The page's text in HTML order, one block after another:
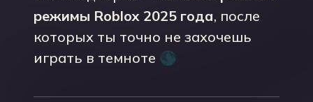
режимы Roblox 2025 года, после
которых ты точно не захочешь
играть в темноте 🌑